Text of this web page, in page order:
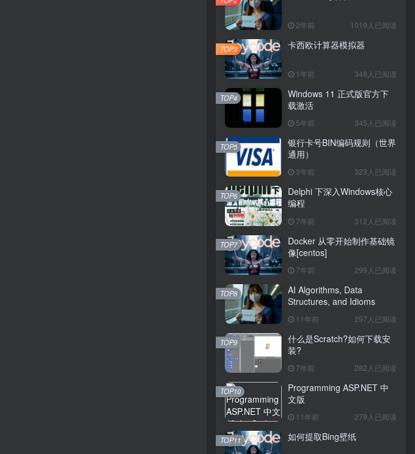
2年前 1019人已阅读
卡西欧计算器模拟器
1年前 348人已阅读
TOP3
Windows 11 正式版官方下
载激活
5年前 345人已阅读
TOP4
银行卡号BIN编码规则（世界
通用）
3年前 323人已阅读
TOP5
Delphi 下深入Windows核心
编程
7年前 312人已阅读
TOP6
Docker 从零开始制作基础镜
像[centos]
7年前 299人已阅读
TOP7
AI Algorithms, Data
Structures, and Idioms
11年前 297人已阅读
TOP8
什么是Scratch?如何下载安
装?
7年前 282人已阅读
TOP9
Programming ASP.NET 中
文版
11年前 279人已阅读
TOP10
如何提取Bing壁纸
TOP11